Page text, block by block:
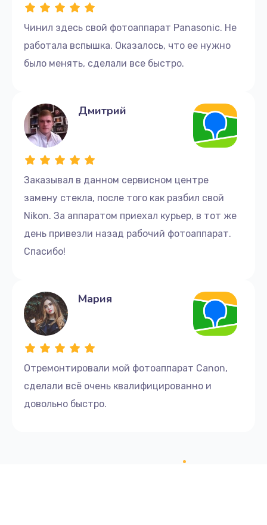
Чинил здесь свой фотоаппарат Panasonic. Не
работала вспышка. Оказалось, что ее нужно
было менять, сделали все быстро.
Заказывал в данном сервисном центре
замену стекла, после того как разбил свой
Nikon. За аппаратом приехал курьер, в тот же
день привезли назад рабочий фотоаппарат.
Спасибо!
Дмитрий
Отремонтировали мой фотоаппарат Canon,
сделали всё очень квалифицированно и
довольно быстро.
Мария